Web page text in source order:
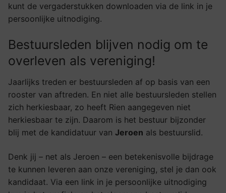
kunt de vergaderstukken downloaden via de link in je
persoonlijke uitnodiging.
Bestuursleden blijven nodig om te
overleven als vereniging!
Jaarlijks treden er bestuursleden af op basis van een
rooster van aftreden. En niet alle bestuursleden stellen
zich herkiesbaar, zo heeft Rien aangegeven niet
herkiesbaar te zijn. Daarom is het bestuur bijzonder
blij met de kandidatuur van Jeroen als bestuurslid.
Denk jij – net als Jeroen – een betekenisvolle bijdrage
te kunnen leveren aan onze vereniging, stel je dan ook
kandidaat. Via een link in je persoonlijke uitnodiging